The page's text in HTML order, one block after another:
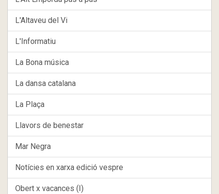
L'Altaveu del Vi
L'Informatiu
La Bona música
La dansa catalana
La Plaça
Llavors de benestar
Mar Negra
Notícies en xarxa edició vespre
Obert x vacances (I)